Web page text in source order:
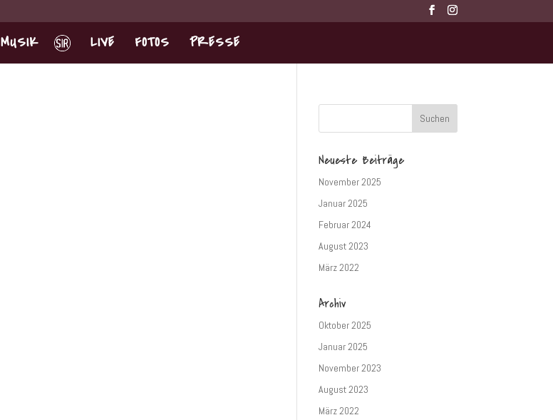
MUSIK LIVE FOTOS PRESSE
Neueste Beiträge
November 2025
Januar 2025
Februar 2024
August 2023
März 2022
Archiv
Oktober 2025
Januar 2025
November 2023
August 2023
März 2022